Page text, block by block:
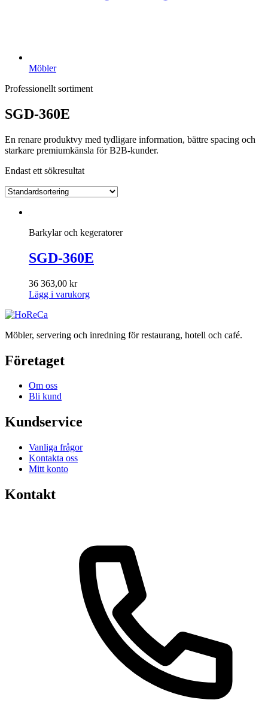
Möbler
Professionellt sortiment
SGD-360E
En renare produktvy med tydligare information, bättre spacing och
starkare premiumkänsla för B2B-kunder.
Endast ett sökresultat
Barkylar och kegeratorer
SGD-360E
36 363,00 kr
Lägg i varukorg
Möbler, servering och inredning för restaurang, hotell och café.
Företaget
Om oss
Bli kund
Kundservice
Vanliga frågor
Kontakta oss
Mitt konto
Kontakt